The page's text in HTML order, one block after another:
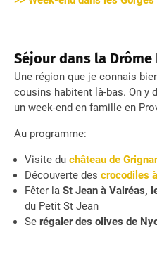
Séjour dans la Drôme
Une région que je connais
cousins habitent là-bas. On y
un week-end en famille en
Au programme:
Visite du château de
Découverte des crocodiles
Fêter la St Jean à Valréas,
du Petit St Jean
Se régaler des olives de